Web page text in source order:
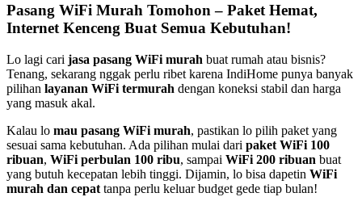
Pasang WiFi Murah Tomohon – Paket Hemat,
Internet Kenceng Buat Semua Kebutuhan!
Lo lagi cari jasa pasang WiFi murah buat rumah atau bisnis?
Tenang, sekarang nggak perlu ribet karena IndiHome punya banyak
pilihan layanan WiFi termurah dengan koneksi stabil dan harga
yang masuk akal.
Kalau lo mau pasang WiFi murah, pastikan lo pilih paket yang
sesuai sama kebutuhan. Ada pilihan mulai dari paket WiFi 100
ribuan, WiFi perbulan 100 ribu, sampai WiFi 200 ribuan buat
yang butuh kecepatan lebih tinggi. Dijamin, lo bisa dapetin WiFi
murah dan cepat tanpa perlu keluar budget gede tiap bulan!